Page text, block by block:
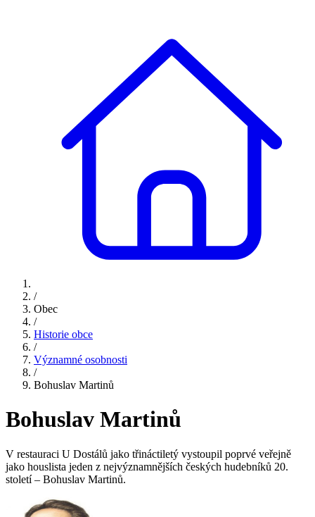
/
Obec
/
Historie obce
/
Významné osobnosti
/
Bohuslav Martinů
Bohuslav Martinů
V restauraci U Dostálů jako třináctiletý vystoupil poprvé veřejně
jako houslista jeden z nejvýznamnějších českých hudebníků 20.
století – Bohuslav Martinů.